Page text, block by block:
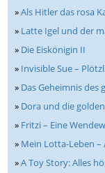
»Als Hitler das rosa
» Latte Igel und der
» Die Eiskönigin II
» Invisible Sue –
» Das Geheimnis des
» Dora und die
» Fritzi – Eine
» Mein Lotta-Leben –
»A Toy Story: Alles